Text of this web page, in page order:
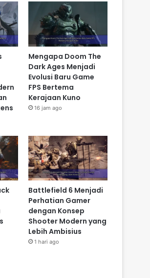
Mengapa Doom The
Dark Ages Menjadi
Evolusi Baru Game
FPS Bertema
Kerajaan Kuno
16 jam ago
Battlefield 6 Menjadi
Perhatian Gamer
dengan Konsep
Shooter Modern yang
Lebih Ambisius
1 hari ago